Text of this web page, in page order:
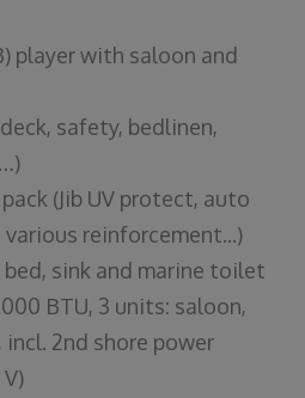
player with saloon and
safety, bedlinen,
(Jib UV protect, auto
reinforcement...)
bed, sink and marine toilet
BTU, 3 units: saloon,
2nd shore power